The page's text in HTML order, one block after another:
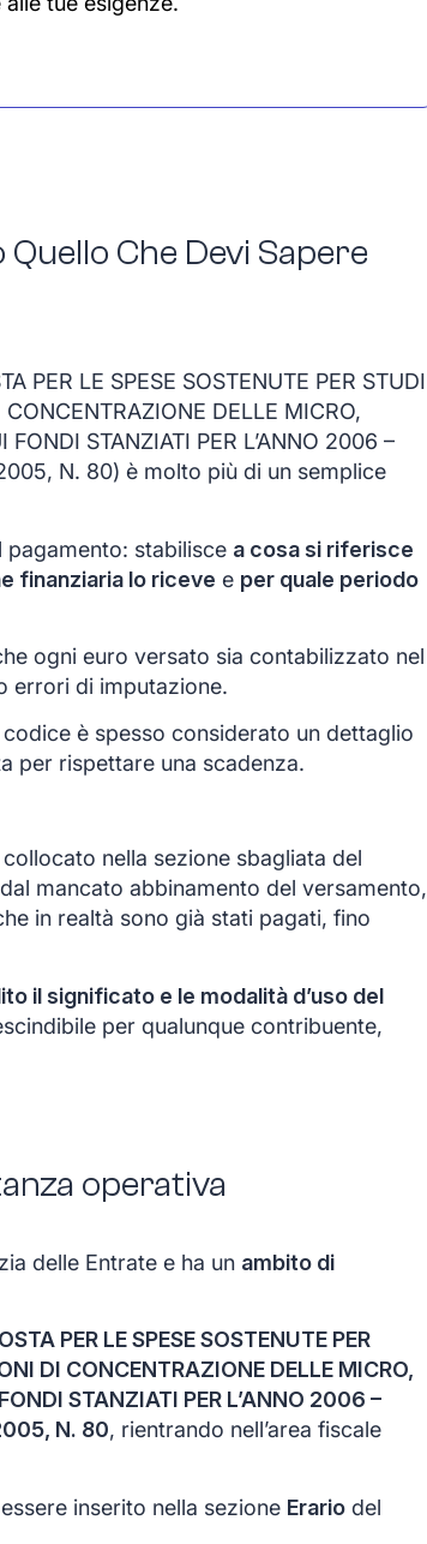
Che Devi Sapere
PER LE SPESE SOSTENUTE PER STUDI
DELLE MICRO,
STANZIATI PER L’ANNO 2006 –
N. 80) è molto più di un semplice
pagamento: stabilisce a cosa si riferisce
finanziaria lo riceve e per quale periodo
ogni euro versato sia contabilizzato nel
errori di imputazione.
è spesso considerato un dettaglio
per rispettare una scadenza.
nella sezione sbagliata del
mancato abbinamento del versamento,
in realtà sono già stati pagati, fino
il significato e le modalità d’uso del
per qualunque contribuente,
operativa
delle Entrate e ha un ambito di
PER LE SPESE SOSTENUTE PER
DI CONCENTRAZIONE DELLE MICRO,
STANZIATI PER L’ANNO 2006 –
N. 80, rientrando nell’area fiscale
inserito nella sezione Erario del